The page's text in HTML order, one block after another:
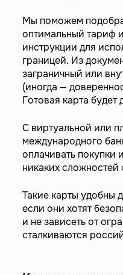
Мы поможем
оптимальный тариф
инструкции для
границей. Из
заграничный или
(иногда —
Готовая карта
С виртуальной или
международного
оплачивать покупки
никаких сложностей
Такие карты удобны
если они хотят
и не зависеть от
сталкиваются